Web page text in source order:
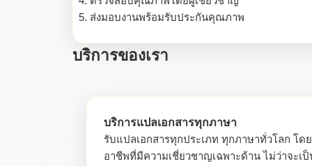
ส่งมอบงานพร้อมรับประกันคุณภาพ
บริการของเรา
บริการแปลเอกสารทุกภาษา
รับแปลเอกสารทุกประเภท ทุกภาษาทั่วโลก โด
อาชีพที่มีความเชี่ยวชาญเฉพาะด้าน ไม่ว่าจะเป็